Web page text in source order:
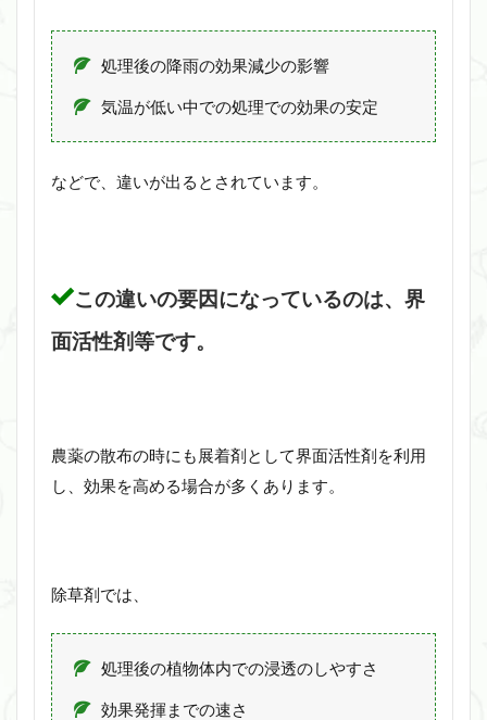
処理後の降雨の効果減少の影響
気温が低い中での処理での効果の安定
などで、違いが出るとされています。
この違いの要因になっているのは、界
面活性剤等です。
農薬の散布の時にも展着剤として界面活性剤を利用
し、効果を高める場合が多くあります。
除草剤では、
処理後の植物体内での浸透のしやすさ
効果発揮までの速さ